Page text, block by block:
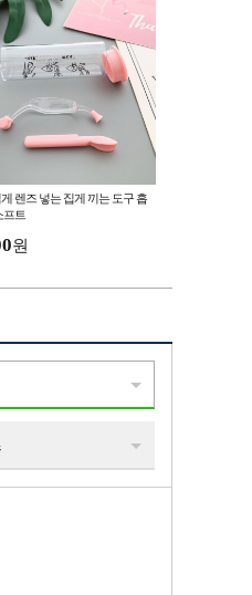
렌즈 넣는 집게 끼는 도구 흡
프트
원